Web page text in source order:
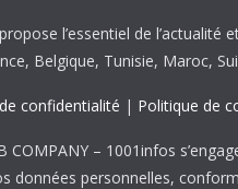
l’essentiel de l’actualité
Belgique, Tunisie, Maroc,
confidentialité | Politique de
COMPANY – 1001infos
données personnelles,